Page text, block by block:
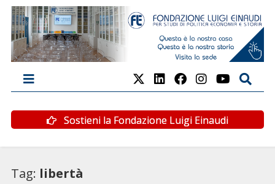
Sostieni la Fondazione Luigi Einaudi
Tag: libertà